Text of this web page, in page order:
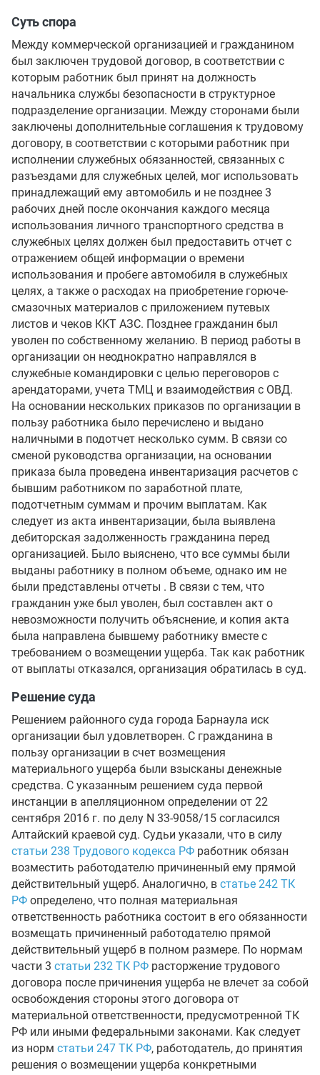
Суть спора
Между коммерческой организацией и гражданином
был заключен трудовой договор, в соответствии с
которым работник был принят на должность
начальника службы безопасности в структурное
подразделение организации. Между сторонами были
заключены дополнительные соглашения к трудовому
договору, в соответствии с которыми работник при
исполнении служебных обязанностей, связанных с
разъездами для служебных целей, мог использовать
принадлежащий ему автомобиль и не позднее 3
рабочих дней после окончания каждого месяца
использования личного транспортного средства в
служебных целях должен был предоставить отчет с
отражением общей информации о времени
использования и пробеге автомобиля в служебных
целях, а также о расходах на приобретение горюче-
смазочных материалов с приложением путевых
листов и чеков ККТ АЗС. Позднее гражданин был
уволен по собственному желанию. В период работы в
организации он неоднократно направлялся в
служебные командировки с целью переговоров с
арендаторами, учета ТМЦ и взаимодействия с ОВД.
На основании нескольких приказов по организации в
пользу работника было перечислено и выдано
наличными в подотчет несколько сумм. В связи со
сменой руководства организации, на основании
приказа была проведена инвентаризация расчетов с
бывшим работником по заработной плате,
подотчетным суммам и прочим выплатам. Как
следует из акта инвентаризации, была выявлена
дебиторская задолженность гражданина перед
организацией. Было выяснено, что все суммы были
выданы работнику в полном объеме, однако им не
были представлены отчеты . В связи с тем, что
гражданин уже был уволен, был составлен акт о
невозможности получить объяснение, и копия акта
была направлена бывшему работнику вместе с
требованием о возмещении ущерба. Так как работник
от выплаты отказался, организация обратилась в суд.
Решение суда
Решением районного суда города Барнаула иск
организации был удовлетворен. С гражданина в
пользу организации в счет возмещения
материального ущерба были взысканы денежные
средства. С указанным решением суда первой
инстанции в апелляционном определении от 22
сентября 2016 г. по делу N 33-9058/15 согласился
Алтайский краевой суд. Судьи указали, что в силу
статьи 238 Трудового кодекса РФ работник обязан
возместить работодателю причиненный ему прямой
действительный ущерб. Аналогично, в статье 242 ТК
РФ определено, что полная материальная
ответственность работника состоит в его обязанности
возмещать причиненный работодателю прямой
действительный ущерб в полном размере. По нормам
части 3 статьи 232 ТК РФ расторжение трудового
договора после причинения ущерба не влечет за собой
освобождения стороны этого договора от
материальной ответственности, предусмотренной ТК
РФ или иными федеральными законами. Как следует
из норм статьи 247 ТК РФ, работодатель, до принятия
решения о возмещении ущерба конкретными